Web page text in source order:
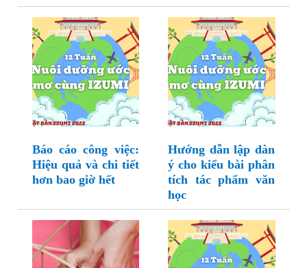
Báo cáo công việc:
Hiệu quả và chi tiết
hơn bao giờ hết
Hướng dẫn lập dàn
ý cho kiểu bài phân
tích tác phẩm văn
học